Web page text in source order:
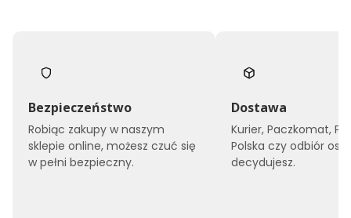
Bezpieczeństwo
Robiąc zakupy w naszym
sklepie online, możesz czuć się
w pełni bezpieczny.
Dostawa
Kurier, Paczkomat,
Polska czy odbiór
decydujesz.